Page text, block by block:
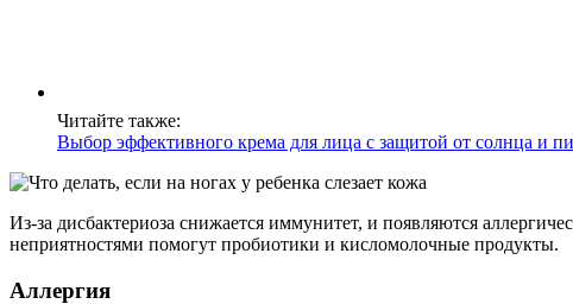
Читайте также:
Выбор эффективного крема для лица с защитой от солнца и
Из-за дисбактериоза снижается иммунитет, и появляются
неприятностями помогут пробиотики и кисломолочные продукты.
Аллергия